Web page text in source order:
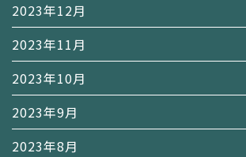
2023年12月
2023年11月
2023年10月
2023年9月
2023年8月